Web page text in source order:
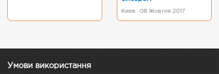
Киев · 08 Жовтня 2017
Умови використання